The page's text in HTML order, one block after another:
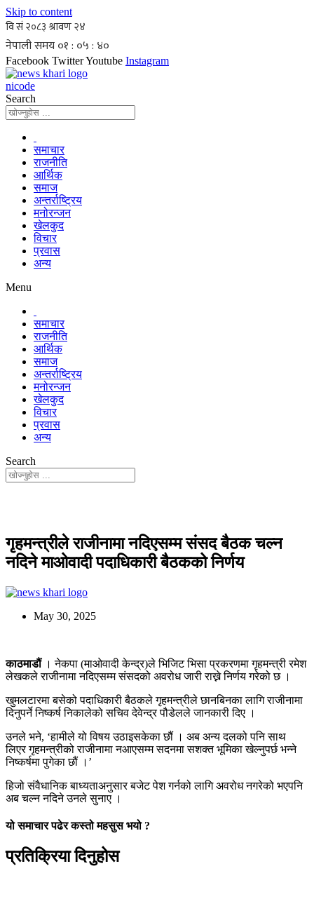
Skip to content
Facebook TwitterYoutube Instagram
nicode
Search
समाचार
राजनीति
आर्थिक
समाज
अन्तर्राष्ट्रिय
मनोरन्जन
खेलकुद
विचार
प्रवास
अन्य
Menu
समाचार
राजनीति
आर्थिक
समाज
अन्तर्राष्ट्रिय
मनोरन्जन
खेलकुद
विचार
प्रवास
अन्य
Search
गृहमन्त्रीले राजीनामा नदिएसम्म संसद बैठक चल्न
नदिने माओवादी पदाधिकारी बैठकको निर्णय
May 30, 2025
काठमाडौं । नेकपा (माओवादी केन्द्र)ले भिजिट भिसा प्रकरणमा गृहमन्त्री रमेश
लेखकले राजीनामा नदिएसम्म संसदको अवरोध जारी राख्ने निर्णय गरेको छ ।
खुमलटारमा बसेको पदाधिकारी बैठकले गृहमन्त्रीले छानबिनका लागि राजीनामा
दिनुपर्ने निष्कर्ष निकालेको सचिव देवेन्द्र पौडेलले जानकारी दिए ।
उनले भने, ‘हामीले यो विषय उठाइसकेका छौं । अब अन्य दलको पनि साथ
लिएर गृहमन्त्रीको राजीनामा नआएसम्म सदनमा सशक्त भूमिका खेल्नुपर्छ भन्ने
निष्कर्षमा पुगेका छौं ।’
हिजो संवैधानिक बाध्यताअनुसार बजेट पेश गर्नको लागि अवरोध नगरेको भएपनि
अब चल्न नदिने उनले सुनाए ।
यो समाचार पढेर कस्तो महसुस भयो ?
प्रतिक्रिया दिनुहोस